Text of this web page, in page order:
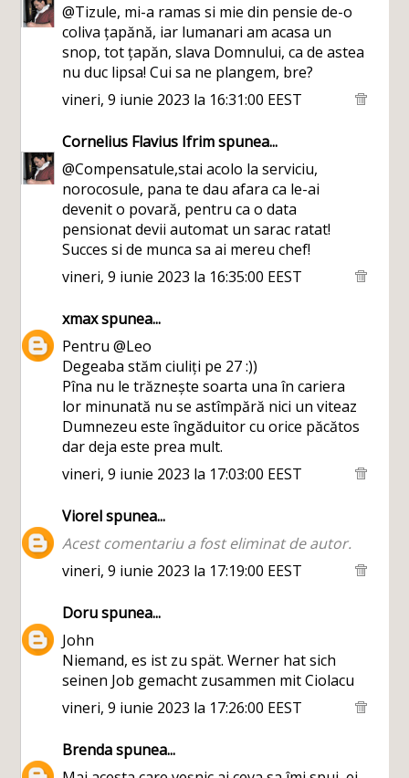
@Tizule, mi-a ramas si mie din pensie de-o
coliva țapănă, iar lumanari am acasa un
snop, tot țapăn, slava Domnului, ca de astea
nu duc lipsa! Cui sa ne plangem, bre?
vineri, 9 iunie 2023 la 16:31:00 EEST
Cornelius Flavius Ifrimspunea...
@Compensatule,stai acolo la serviciu,
norocosule, pana te dau afara ca le-ai
devenit o povară, pentru ca o data
pensionat devii automat un sarac ratat!
Succes si de munca sa ai mereu chef!
vineri, 9 iunie 2023 la 16:35:00 EEST
xmaxspunea...
Pentru @Leo
Degeaba stăm ciuliți pe 27 :))
Pîna nu le trăznește soarta una în cariera
lor minunată nu se astîmpără nici un viteaz
Dumnezeu este îngăduitor cu orice păcătos
dar deja este prea mult.
vineri, 9 iunie 2023 la 17:03:00 EEST
Viorelspunea...
Acest comentariu a fost eliminat de autor.
vineri, 9 iunie 2023 la 17:19:00 EEST
Doruspunea...
John
Niemand, es ist zu spät. Werner hat sich
seinen Job gemacht zusammen mit Ciolacu
vineri, 9 iunie 2023 la 17:26:00 EEST
Brendaspunea...